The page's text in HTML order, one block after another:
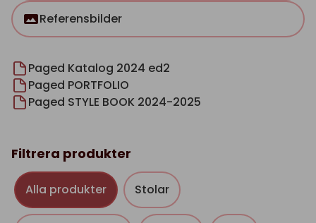
Referensbilder
Paged Katalog 2024 ed2
Paged PORTFOLIO
Paged STYLE BOOK 2024-2025
Filtrera produkter
Alla produkter Stolar